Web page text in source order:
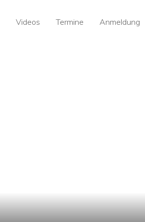
Videos Termine Anmeldung